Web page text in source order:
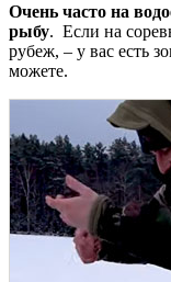
Очень часто на
рыбу. Если на
рубеж, – у вас есть
можете.